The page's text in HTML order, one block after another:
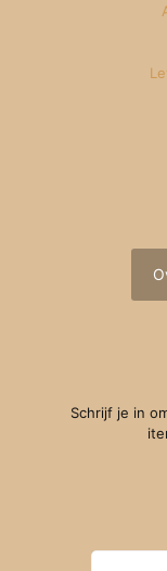
Schrijf je in